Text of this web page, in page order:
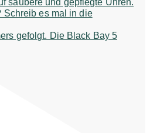
gefolgt. Die Black Bay 5